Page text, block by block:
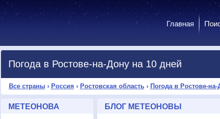
Главная
Погода в Ростове-на-Дону на 10 дней
Все страны› Россия › Ростовская область› Погода в Ростове-на-
МЕТЕОНОВА БЛОГ МЕТЕОНОВЫ